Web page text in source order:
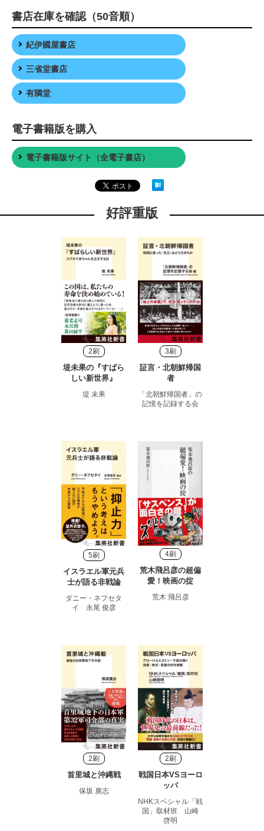
書店在庫を確認（50音順）
紀伊國屋書店
三省堂書店
有隣堂
電子書籍版を購入
電子書籍版サイト（全電子書店）
好評重版
2刷
堤未果の『すばら
しい新世界』
堤 未果
3刷
証言・北朝鮮帰国
者
「北朝鮮帰国者」の
記憶を記録する会
5刷
イスラエル軍元兵
士が語る非戦論
ダニー・ネフセタ
イ 永尾 俊彦
4刷
荒木飛呂彦の超偏
愛！映画の掟
荒木 飛呂彦
2刷
首里城と沖縄戦
保坂 廣志
2刷
戦国日本VSヨーロ
ッパ
NHKスペシャル「戦
国」取材班 山崎
啓明